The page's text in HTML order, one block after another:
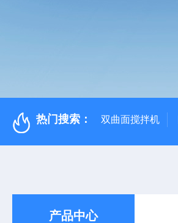
热门搜索： 双曲面搅拌机
产品中心